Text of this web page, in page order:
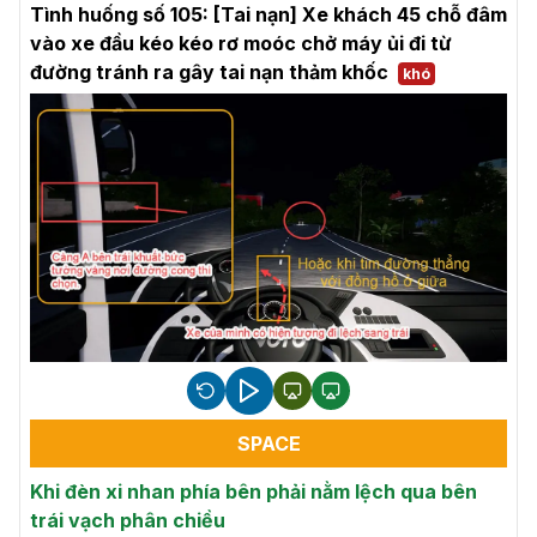
Tình huống số 105: [Tai nạn] Xe khách 45 chỗ đâm
vào xe đầu kéo kéo rơ moóc chở máy ủi đi từ
đường tránh ra gây tai nạn thảm khốc
khó
SPACE
Khi đèn xi nhan phía bên phải nằm lệch qua bên
trái vạch phân chiều